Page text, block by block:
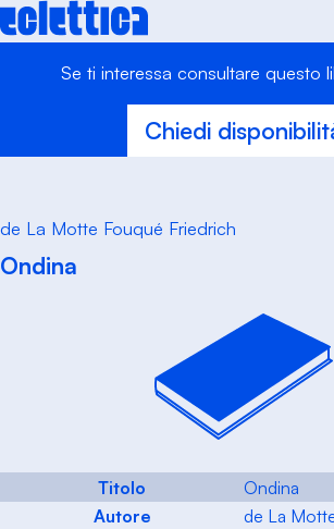
Skip
to
Se ti interessa consultare questo
Chiedi
de La Motte Fouqué Friedrich
Ondina
Titolo
Ondina
Autore
de La